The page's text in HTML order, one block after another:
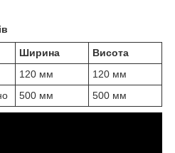
Ширина
Висота
120 мм
120 мм
500 мм 500 мм